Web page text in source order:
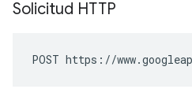
Solicitud HTTP
POST https://